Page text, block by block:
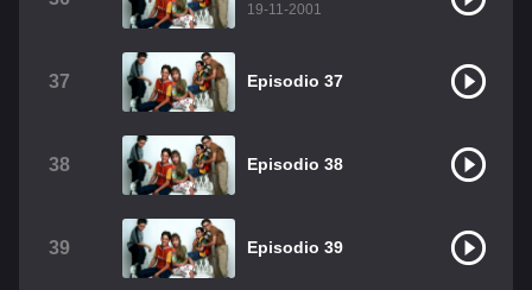
19-11-2001
37 Episodio 37
38 Episodio 38
39 Episodio 39